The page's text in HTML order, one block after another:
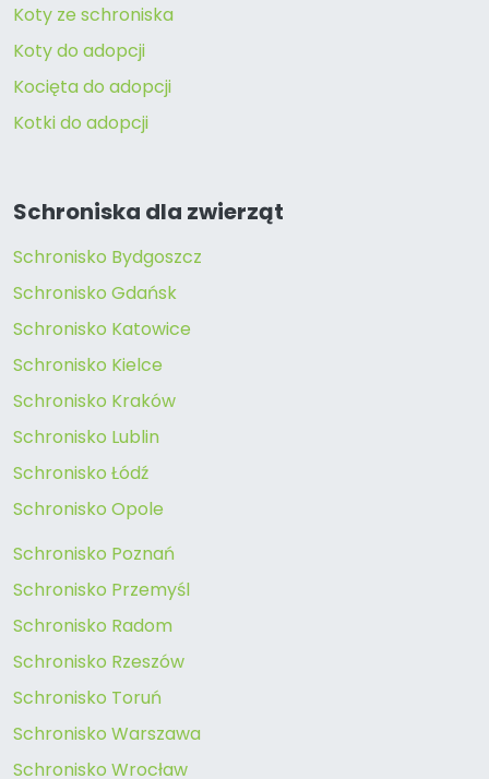
Koty ze schroniska
Koty do adopcji
Kocięta do adopcji
Kotki do adopcji
Schroniska dla zwierząt
Schronisko Bydgoszcz
Schronisko Gdańsk
Schronisko Katowice
Schronisko Kielce
Schronisko Kraków
Schronisko Lublin
Schronisko Łódź
Schronisko Opole
Schronisko Poznań
Schronisko Przemyśl
Schronisko Radom
Schronisko Rzeszów
Schronisko Toruń
Schronisko Warszawa
Schronisko Wrocław